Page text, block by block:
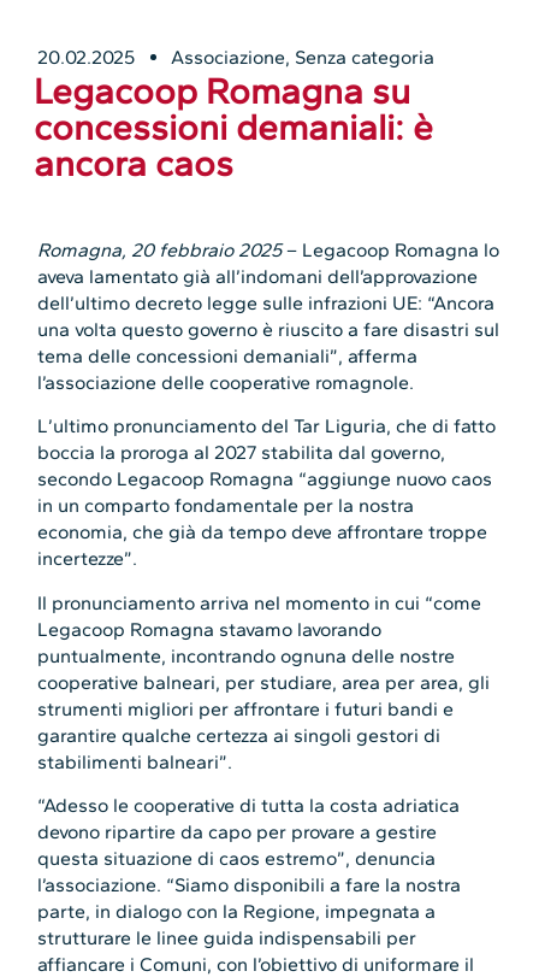
20.02.2025 Associazione, Senza categoria
Legacoop Romagna su
concessioni demaniali: è
ancora caos
Romagna, 20 febbraio 2025– Legacoop Romagna lo
aveva lamentato già all’indomani dell’approvazione
dell’ultimo decreto legge sulle infrazioni UE: “Ancora
una volta questo governo è riuscito a fare disastri sul
tema delle concessioni demaniali”, afferma
l’associazione delle cooperative romagnole.
L’ultimo pronunciamento del Tar Liguria, che di fatto
boccia la proroga al 2027 stabilita dal governo,
secondo Legacoop Romagna “aggiunge nuovo caos
in un comparto fondamentale per la nostra
economia, che già da tempo deve affrontare troppe
incertezze”.
Il pronunciamento arriva nel momento in cui “come
Legacoop Romagna stavamo lavorando
puntualmente, incontrando ognuna delle nostre
cooperative balneari, per studiare, area per area, gli
strumenti migliori per affrontare i futuri bandi e
garantire qualche certezza ai singoli gestori di
stabilimenti balneari”.
“Adesso le cooperative di tutta la costa adriatica
devono ripartire da capo per provare a gestire
questa situazione di caos estremo”, denuncia
l’associazione. “Siamo disponibili a fare la nostra
parte, in dialogo con la Regione, impegnata a
strutturare le linee guida indispensabili per
affiancare i Comuni, con l’obiettivo di uniformare il